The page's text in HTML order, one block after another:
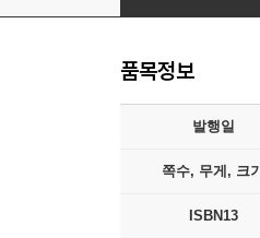
품목정보
발행일
쪽수, 무게, 크기
ISBN13